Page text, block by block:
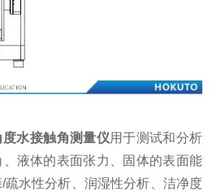
水接触角测量仪用于测试和分析
液体的表面张力、固体的表面能
疏水性分析、润湿性分析、洁净度